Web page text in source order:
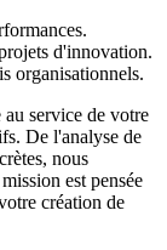
d'innovation.
organisationnels.
service de votre
De l'analyse de
nous
est pensée
création de